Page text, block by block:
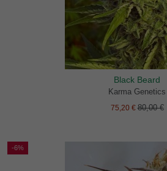
Black Beard
Karma Genetics
75,20 €80,00 €
-6%